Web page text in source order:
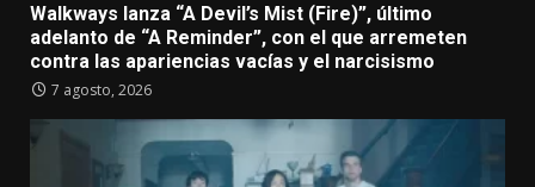
Walkways lanza “A Devil’s Mist (Fire)”, último
adelanto de “A Reminder”, con el que arremeten
contra las apariencias vacías y el narcisismo
7 agosto, 2026